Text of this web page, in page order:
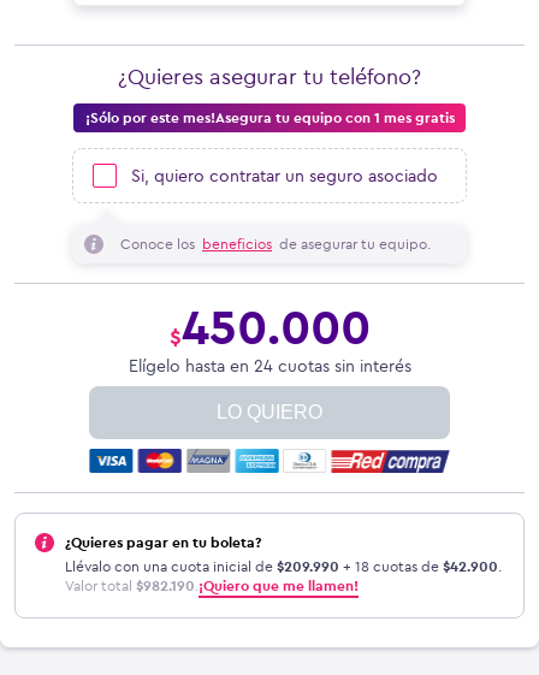
¡Sólo por este mes!Asegura tu equipo con 1 mes gratis
¿Quieres asegurar tu teléfono?
Si, quiero contratar un seguro asociado
Conoce los beneficios de asegurar tu equipo.
$450.000
Elígelo hasta en 24 cuotas sin interés
LO QUIERO
¿Quieres pagar en tu boleta?
Llévalo con una cuota inicial de $209.990 + 18 cuotas de $42.900.
Valor total $982.190.¡Quiero que me llamen!